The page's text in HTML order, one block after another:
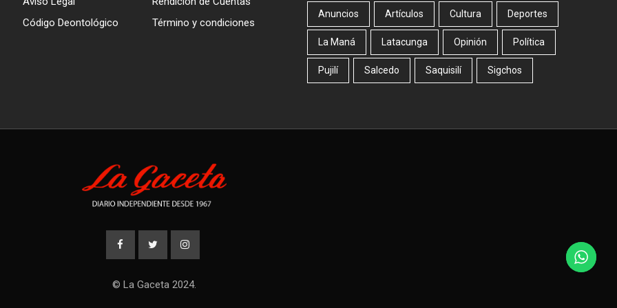
Código Deontológico
Término y condiciones
Anuncios Artículos Cultura Deportes
La Maná Latacunga Opinión Política
Pujilí Salcedo Saquisilí Sigchos
© La Gaceta 2024.